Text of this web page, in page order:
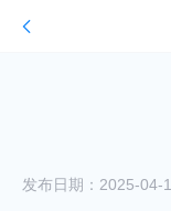
发布日期：2025-04-